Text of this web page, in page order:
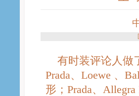
[
有时装评论人做
Prada、Loewe 、
形；Prada、